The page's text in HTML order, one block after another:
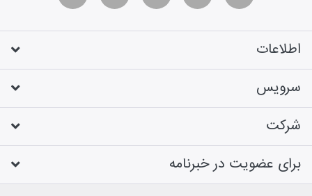
اطلاعات
سرویس
شرکت
برای عضویت در خبرنامه